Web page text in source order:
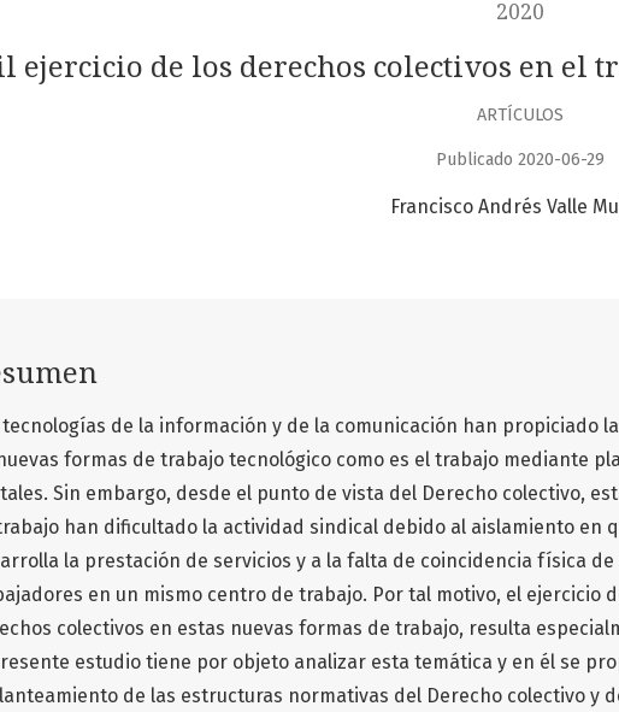
2020
ejercicio de los derechos colectivos en el
ARTÍCULOS
Publicado 2020-06-29
Francisco Andrés Valle
tecnologías de la información y de la comunicación han propiciado
formas de trabajo tecnológico como es el trabajo mediante
Sin embargo, desde el punto de vista del Derecho colectivo,
han dificultado la actividad sindical debido al aislamiento en
la prestación de servicios y a la falta de coincidencia física de
en un mismo centro de trabajo. Por tal motivo, el ejercicio
colectivos en estas nuevas formas de trabajo, resulta
estudio tiene por objeto analizar esta temática y en él se
de las estructuras normativas del Derecho colectivo y